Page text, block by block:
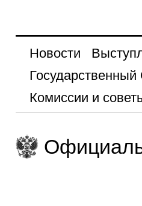
Новости
Государственный
Комиссии и